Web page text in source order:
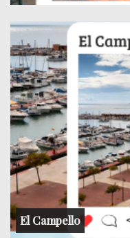
El Campello